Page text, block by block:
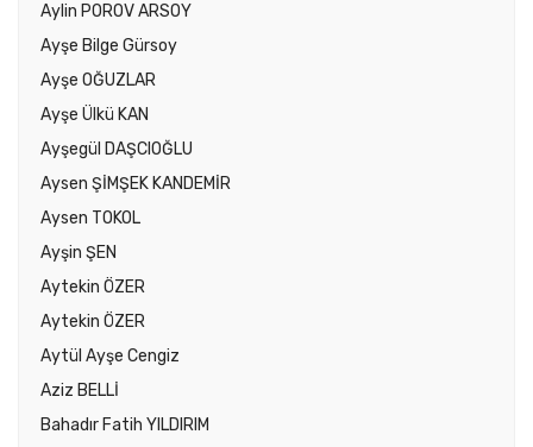
Aylin POROV ARSOY
Ayşe Bilge Gürsoy
Ayşe OĞUZLAR
Ayşe Ülkü KAN
Ayşegül DAŞCIOĞLU
Aysen ŞİMŞEK KANDEMİR
Aysen TOKOL
Ayşin ŞEN
Aytekin ÖZER
Aytekin ÖZER
Aytül Ayşe Cengiz
Aziz BELLİ
Bahadır Fatih YILDIRIM